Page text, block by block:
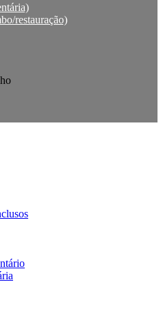
restauração)